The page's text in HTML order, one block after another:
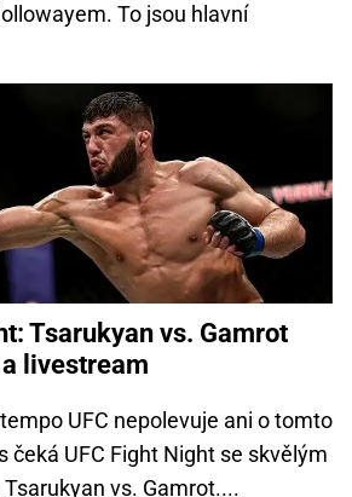
To jsou hlavní
Tsarukyan vs. Gamrot
livestream
UFC nepolevuje ani o tomto
čeká UFC Fight Night se skvělým
vs. Gamrot....